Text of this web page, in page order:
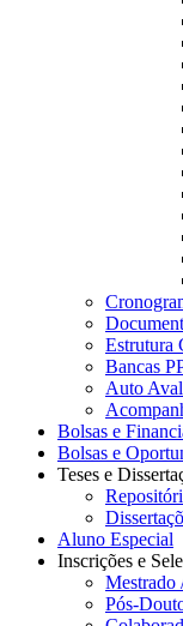
Estrutura
Bancas
Auto
Bolsas e
Bolsas e
Teses e
Aluno Especial
Inscrições e
Mestrado
Pós-